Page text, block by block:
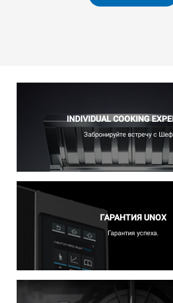
INDIVIDUAL COOKING
Забронируйте встречу с
ГАРАНТИЯ UNOX
Гарантия успеха.